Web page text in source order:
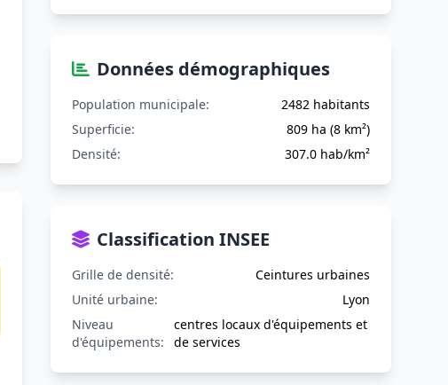
Données démographiques
Population municipale:
2482 habitants
Superficie:
809 ha (8 km²)
Densité:
307.0 hab/km²
Classification INSEE
Grille de densité:
Ceintures urbaines
Unité urbaine:
Lyon
Niveau
d'équipements:
centres locaux d'équipements et
de services